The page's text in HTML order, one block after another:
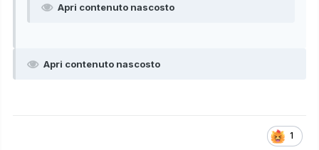
Apri contenuto nascosto
Apri contenuto nascosto
1